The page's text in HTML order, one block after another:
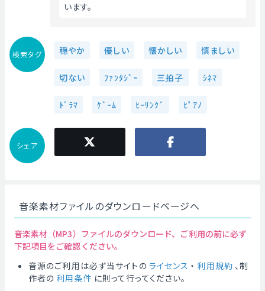
います。
検索タグ 穏やか 優しい 懐かしい 慎ましい
切ない ﾌｧﾝﾀｼﾞｰ 三拍子 ｼﾈﾏ
ﾄﾞﾗﾏ ｹﾞｰﾑ ﾋｰﾘﾝｸﾞ ﾋﾟｱﾉ
シェア
音楽素材ファイルのダウンロードページへ
音楽素材（MP3）ファイルのダウンロード、ご利用の前に必ず
下記項目をご確認ください。
音源のご利用は必ず当サイトの ライセンス ・ 利用規約 、制
作者の 利用条件 に則って行ってください。